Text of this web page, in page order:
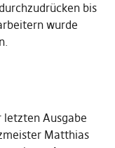
bis
wurde
letzten Ausgabe
Matthias